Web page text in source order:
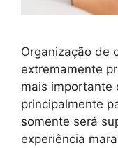
Organização de
extremamente
mais importante
principalmente
somente será
experiência